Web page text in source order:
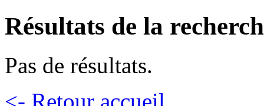
Résultats de la
Pas de résultats.
<- Retour accueil